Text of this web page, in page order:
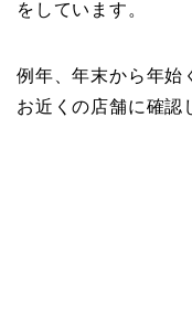
をしています。
例年、年末から年始
お近くの店舗に確認